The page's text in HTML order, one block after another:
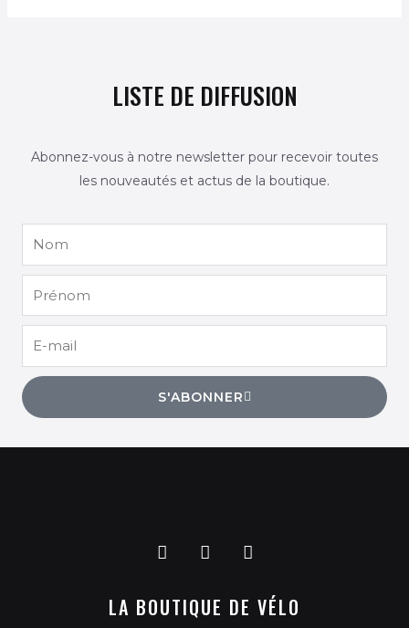
LISTE DE DIFFUSION
Abonnez-vous à notre newsletter pour recevoir toutes
les nouveautés et actus de la boutique.
S'ABONNER
F
e
b
I
t
a
G
g
l
LA BOUTIQUE DE VÉLO